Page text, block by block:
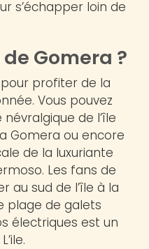
s’échapper loin de
Gomera ?
profiter de la
Vous pouvez
de l’île
Gomera ou encore
de la luxuriante
Les fans de
au sud de l’île à la
plage de galets
électriques est un